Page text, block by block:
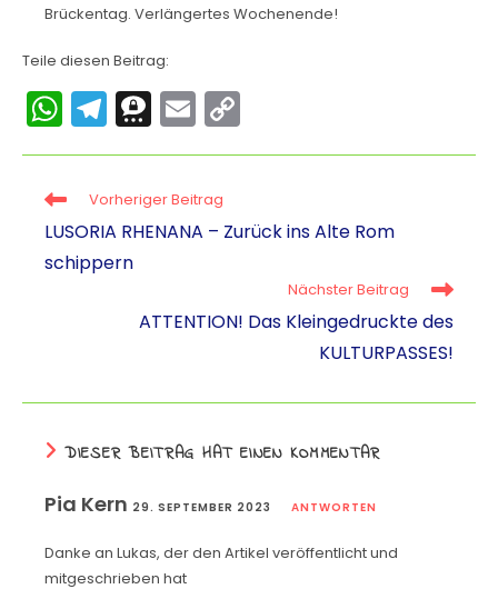
Brückentag. Verlängertes Wochenende!
Teile diesen Beitrag:
W
h
ts
A
p
T
el
gr
a
m
T
hr
e
m
E
m
l
o
y
Li
k
Vorheriger Beitrag
LUSORIA RHENANA – Zurück ins Alte Rom
schippern
Nächster Beitrag
ATTENTION! Das Kleingedruckte des
KULTURPASSES!
DIESER BEITRAG HAT EINEN KOMMENTAR
Pia Kern 29. SEPTEMBER 2023 ANTWORTEN
Danke an Lukas, der den Artikel veröffentlicht und
mitgeschrieben hat